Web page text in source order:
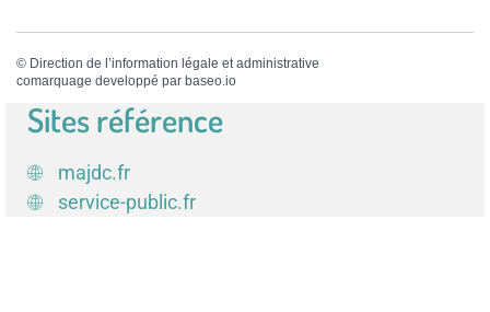
© Direction de l’information légale et administrative
comarquage developpé par baseo.io
Sites référence
majdc.fr
service-public.fr